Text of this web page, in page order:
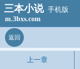
三本小说 手机版
m.3bxs.com
返回
上一章